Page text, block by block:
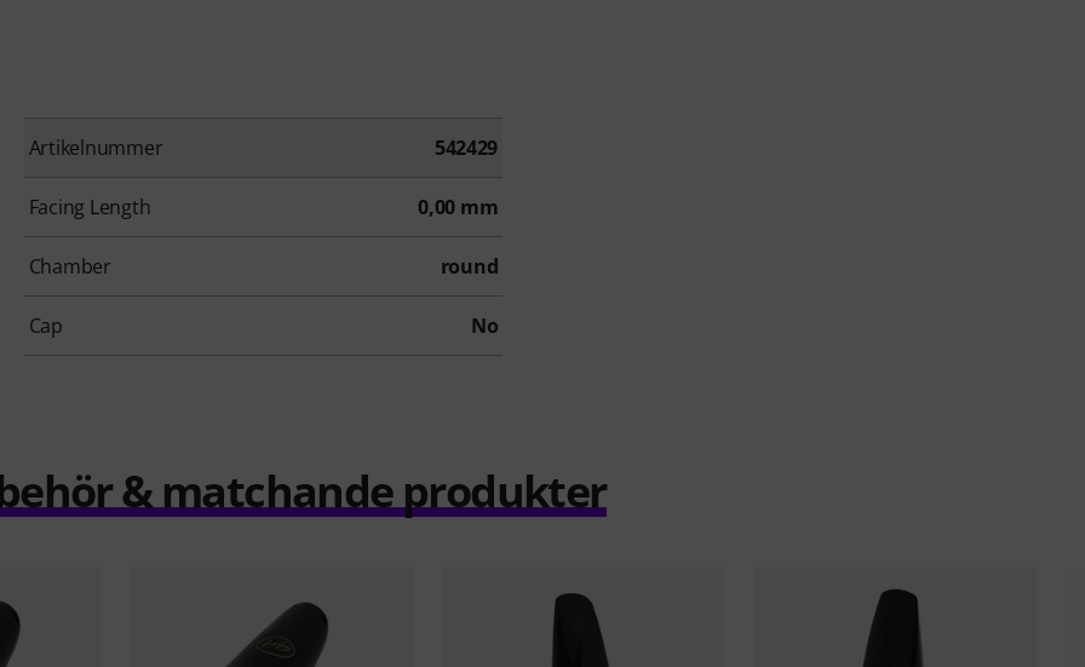
Artikelnummer 542429
Facing Length 0,00 mm
Chamber round
Cap No
& matchande produkter